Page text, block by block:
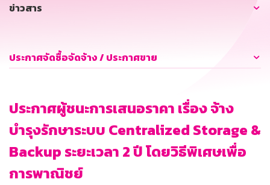
ข่าวสาร
ประกาศจัดซื้อจัดจ้าง / ประกาศขาย
ประกาศผู้ชนะการเสนอราคา เรื่อง จ้าง
บำรุงรักษาระบบ Centralized Storage &
Backup ระยะเวลา 2 ปี โดยวิธีพิเศษเพื่อ
การพาณิชย์